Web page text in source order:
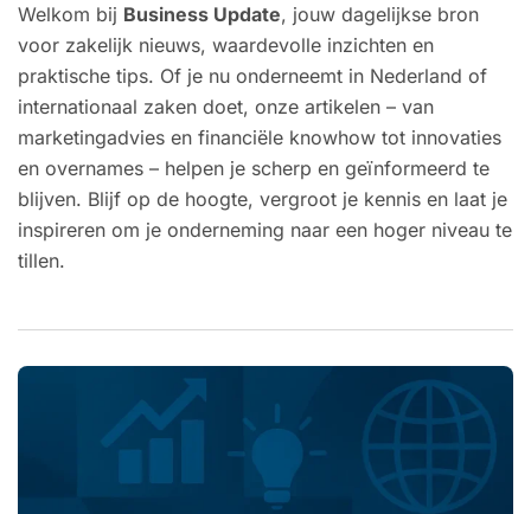
Welkom bij Business Update, jouw dagelijkse bron
voor zakelijk nieuws, waardevolle inzichten en
praktische tips. Of je nu onderneemt in Nederland of
internationaal zaken doet, onze artikelen – van
marketingadvies en financiële knowhow tot innovaties
en overnames – helpen je scherp en geïnformeerd te
blijven. Blijf op de hoogte, vergroot je kennis en laat je
inspireren om je onderneming naar een hoger niveau te
tillen.